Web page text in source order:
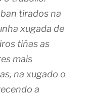
tirados na
xugada de
tiñas as
mais
na xugado o
a